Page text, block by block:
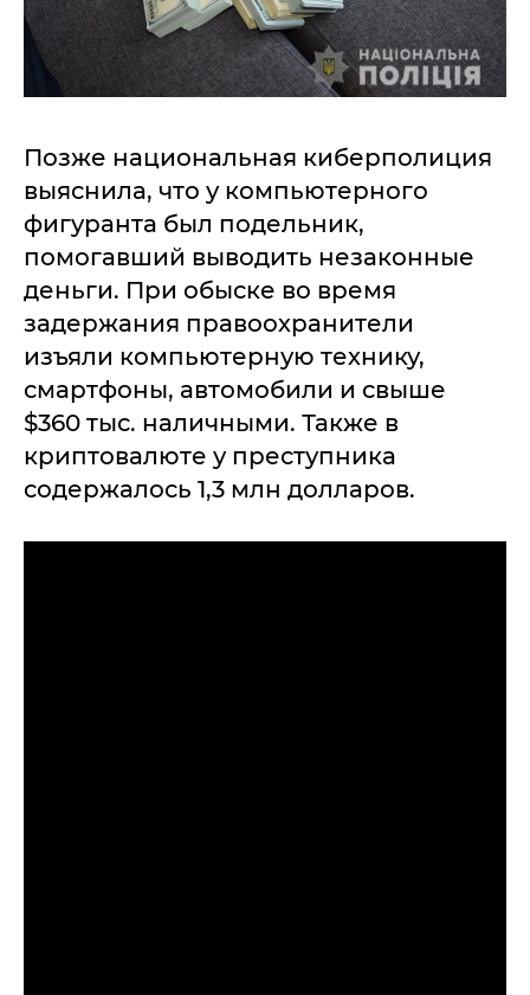
Позже национальная киберполиция
выяснила, что у компьютерного
фигуранта был подельник,
помогавший выводить незаконные
деньги. При обыске во время
задержания правоохранители
изъяли компьютерную технику,
смартфоны, автомобили и свыше
$360 тыс. наличными. Также в
криптовалюте у преступника
содержалось 1,3 млн долларов.